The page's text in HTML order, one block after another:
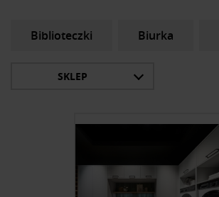
Biblioteczki Biurka
SKLEP